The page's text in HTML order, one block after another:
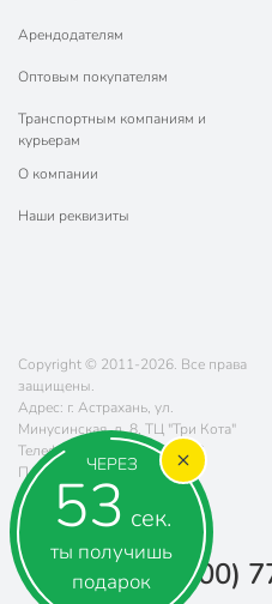
ЧЕРЕЗ
52 сек.
ты получишь
подарок
Арендодателям
Оптовым покупателям
Транспортным компаниям и
курьерам
О компании
Наши реквизиты
Copyright © 2011-2026. Все права
защищены.
Адрес: г. Астрахань, ул.
Минусинская, д. 8, ТЦ "Три Кота"
Телефон:
8 (800) 770-77-06
Почта:
sales@poryadok.ru
8 (800)